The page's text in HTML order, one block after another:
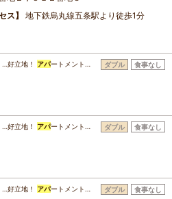
ス
地下鉄烏丸線五条駅より徒歩1分
…好立地！ アパートメント… ダブル 食事なし
…好立地！ アパートメント… ダブル 食事なし
…好立地！ アパートメント… ダブル 食事なし